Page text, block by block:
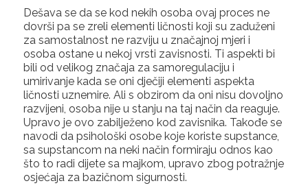
Dešava se da se kod nekih osoba ovaj proces ne
dovrši pa se zreli elementi ličnosti koji su zaduženi
za samostalnost ne razviju u značajnoj mjeri i
osoba ostane u nekoj vrsti zavisnosti. Ti aspekti bi
bili od velikog značaja za samoregulaciju i
umirivanje kada se oni dječiji elementi aspekta
ličnosti uznemire. Ali s obzirom da oni nisu dovoljno
razvijeni, osoba nije u stanju na taj način da reaguje.
Upravo je ovo zabilježeno kod zavisnika. Takođe se
navodi da psihološki osobe koje koriste supstance,
sa supstancom na neki način formiraju odnos kao
što to radi dijete sa majkom, upravo zbog potražnje
osjećaja za bazičnom sigurnosti.